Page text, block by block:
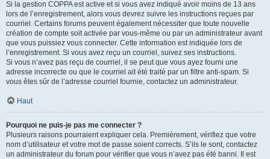
Si la gestion COPPA est active et si vous avez indiqué avoir moins de 13 ans
lors de l’enregistrement, alors vous devrez suivre les instructions reçues par
courriel. Certains forums peuvent également nécessiter que toute nouvelle
création de compte soit activée par vous-même ou par un administrateur avant
que vous puissiez vous connecter. Cette information est indiquée lors de
l’enregistrement. Si vous avez reçu un courriel, suivez ses instructions.
Si vous n’avez pas reçu de courriel, il se peut que vous ayez fourni une
adresse incorrecte ou que le courriel ait été traité par un filtre anti-spam. Si
vous êtes sûr de l’adresse courriel fournie, contactez un administrateur.
Haut
Pourquoi ne puis-je pas me connecter ?
Plusieurs raisons pourraient expliquer cela. Premièrement, vérifiez que votre
nom d’utilisateur et votre mot de passe soient corrects. S’ils le sont, contactez
un administrateur du forum pour vérifier que vous n’avez pas été banni. Il est